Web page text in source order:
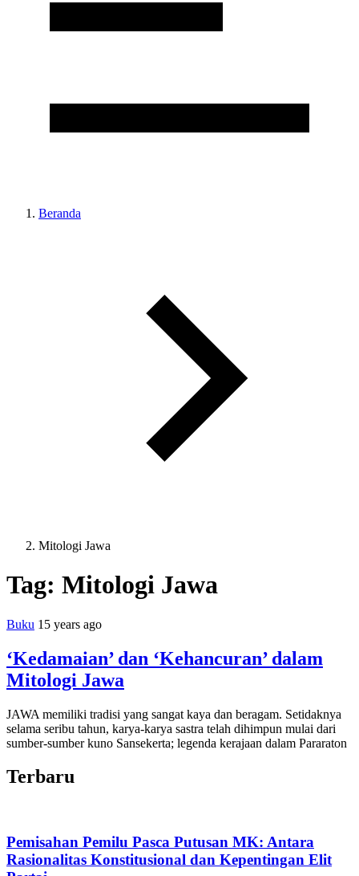
Beranda
Mitologi Jawa
Tag: Mitologi Jawa
Buku 15 years ago
‘Kedamaian’ dan ‘Kehancuran’ dalam
Mitologi Jawa
JAWA memiliki tradisi yang sangat kaya dan beragam. Setidaknya
selama seribu tahun, karya-karya sastra telah dihimpun mulai dari
sumber-sumber kuno Sansekerta; legenda kerajaan dalam Pararaton
Terbaru
Pemisahan Pemilu Pasca Putusan MK: Antara
Rasionalitas Konstitusional dan Kepentingan Elit